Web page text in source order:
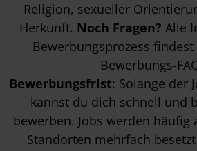
Religion, sexueller
Herkunft. Noch Fragen? Alle
Bewerbungsprozess
Bewerbungs-
Bewerbungsfrist: Solange der
kannst du dich schnell und
bewerben. Jobs werden häufig
Standorten mehrfach